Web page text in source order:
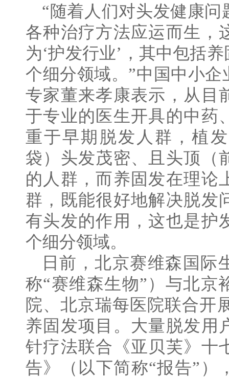
“随着人们对头发健康
各种治疗方法应运而生，
为‘护发行业’，其中包括
个细分领域。”中国中小
专家董来孝康表示，从目
于专业的医生开具的中药
重于早期脱发人群，植
袋）头发茂密、且头顶（
的人群，而养固发在理论
群，既能很好地解决脱发
有头发的作用，这也是护
个细分领域。
日前，北京赛维森国际
称“赛维森生物”）与北京
院、北京瑞每医院联合开
养固发项目。大量脱发用
针疗法联合《亚贝芙》十
告》（以下简称“报告”）